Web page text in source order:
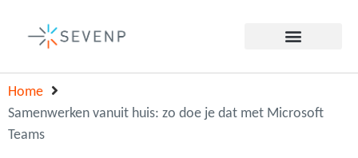
Home
Samenwerken vanuit huis: zo doe je dat met Microsoft
Teams